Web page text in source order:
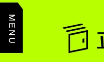
主
ン